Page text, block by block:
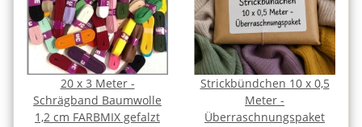
20 x 3 Meter -
Schrägband Baumwolle
1,2 cm FARBMIX gefalzt
Strickbündchen 10 x 0,5
Meter -
Überraschnungspaket